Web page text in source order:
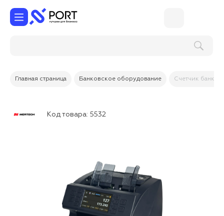
Главная страница Банковское оборудование Счетчик
Код товара: 5532